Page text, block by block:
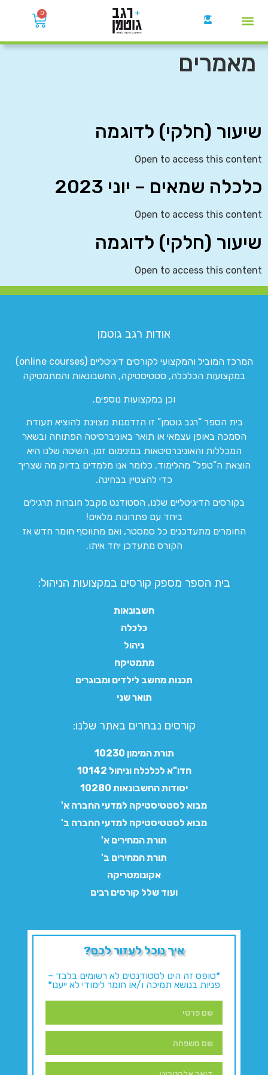
0
מאמרים
שיעור (חלקי) לדוגמה
Open to access this content
כלכלה שמאים – יוני 2023
Open to access this content
שיעור (חלקי) לדוגמה
Open to access this content
אודות רגב גוטמן
המרכז המוביל והמקצועי לקורסים דיגיטליים (online courses)
במקצועות הכלכלה, סטטיסטיקה, החשבונאות והמתמטיקה
וכן במקצועות נוספים.
בית הספר “רגב גוטמן” זו הזדמנות מצוינת להוציא תעודת
הסמכה באופן עצמאי או תואר באוניברסיטה הפתוחה ובשאר
המכללות והאוניברסיטאות במינימום זמן. השיטה שלנו היא
הוצאת ה”טפל” מהלימוד. כלומר אנו מלמדים בדיוק מה שצריך
כדי להצטיין בבחינה.
בקורסים הדיגיטליים שלנו, הסטודנט מקבל חוברות תרגילים
ביחד עם פתרונות מלאים!
החומרים מתעדכנים כל סמסטר, ואם מתווסף חומר חדש אז
הקורס מתעדכן יחד איתו.
בית הספר מספק קורסים במקצועות הניהול:
חשבונאות
כלכלה
ניהול
מתמטיקה
תכנות מחשב לילדים ומבוגרים
תואר שני
קורסים נבחרים באתר שלנו:​
תורת המימון 10230
חדו"א לכלכלה וניהול 10142
יסודות החשבונאות 10280
מבוא לסטטיסטיקה למדעי החברה א'
מבוא לסטטיסטיקה למדעי החברה ב'
תורת המחירים א'
תורת המחירים ב'
אקונומטריקה
ועוד שלל קורסים רבים
איך נוכל לעזור לכם?
*טופס זה הינו לסטודנטים לא רשומים בלבד –
פניות בנושא תמיכה ו/או חומר לימודי לא ייענו*